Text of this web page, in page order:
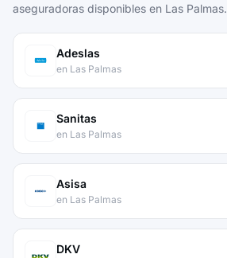
aseguradoras disponibles en Las Palmas.
Adeslas
en Las Palmas
Sanitas
en Las Palmas
Asisa
en Las Palmas
DKV